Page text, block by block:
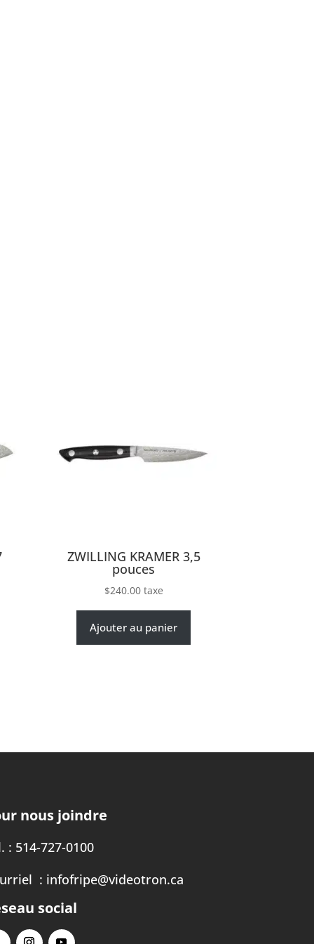
ZWILLING KRAMER 3,5
pouces
$240.00 taxe
Ajouter au panier
nous joindre
: 514-727-0100
: infofripe@videotron.ca
social